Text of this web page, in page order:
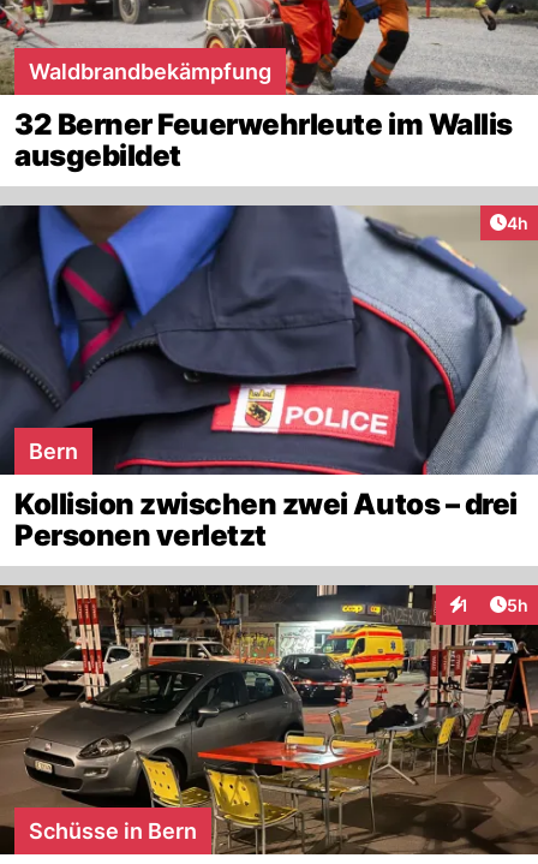
Waldbrandbekämpfung
32 Berner Feuerwehrleute im Wallis
ausgebildet
4h
Bern
Kollision zwischen zwei Autos – drei
Personen verletzt
1 5h
Schüsse in Bern